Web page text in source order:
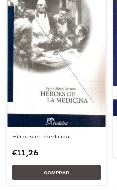
Héroes de medicina
€11,26